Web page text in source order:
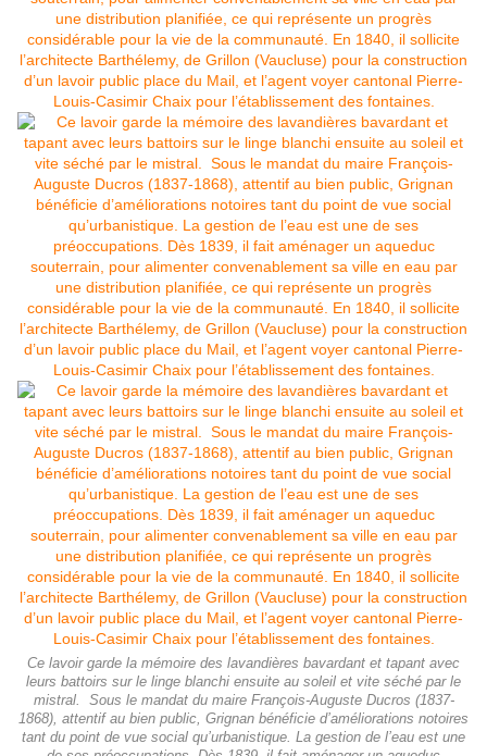
Ce lavoir garde la mémoire des lavandières bavardant et tapant avec
leurs battoirs sur le linge blanchi ensuite au soleil et vite séché par le
mistral. Sous le mandat du maire François-Auguste Ducros (1837-
1868), attentif au bien public, Grignan bénéficie d’améliorations notoires
tant du point de vue social qu’urbanistique. La gestion de l’eau est une